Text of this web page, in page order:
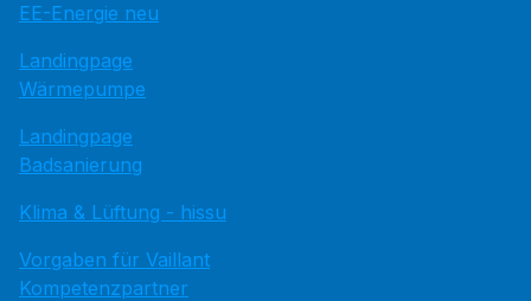
EE-Energie neu
Landingpage
Wärmepumpe
Landingpage
Badsanierung
Klima & Lüftung - hissu
Vorgaben für Vaillant
Kompetenzpartner